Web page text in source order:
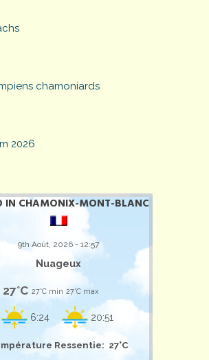
chamoniards
2026
IN CHAMONIX-MONT-BLANC
9th Août, 2026 - 12:57
Nuageux
27°C 27°C min 27°C max
6:24 20:51
Ressentie: 27°C